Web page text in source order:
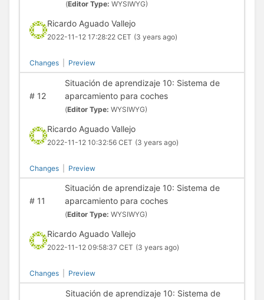
(Editor Type: WYSIWYG)
Ricardo Aguado Vallejo
2022-11-12 17:28:22 CET (3 years ago)
Changes Preview
#12
Situación de aprendizaje 10: Sistema de
aparcamiento para coches
(Editor Type: WYSIWYG)
Ricardo Aguado Vallejo
2022-11-12 10:32:56 CET (3 years ago)
Changes Preview
#11
Situación de aprendizaje 10: Sistema de
aparcamiento para coches
(Editor Type: WYSIWYG)
Ricardo Aguado Vallejo
2022-11-12 09:58:37 CET (3 years ago)
Changes Preview
Situación de aprendizaje 10: Sistema de